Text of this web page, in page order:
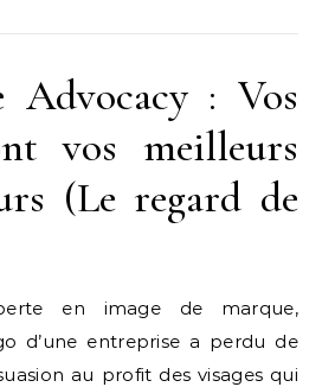
Advocacy : Vos
vos meilleurs
(Le regard de
en image de marque,
d’une entreprise a perdu de
au profit des visages qui